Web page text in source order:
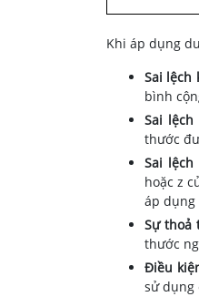
Khi áp dụng
Sai lệch
bình
Sai
thước
Sai
hoặc z
áp dụng
Sự thoả
thước
Điều
sử dụng